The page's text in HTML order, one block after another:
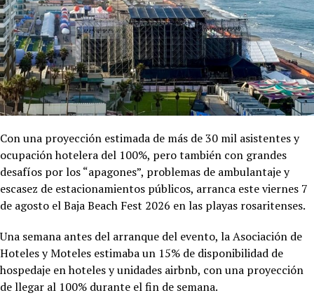
Con una proyección estimada de más de 30 mil asistentes y
ocupación hotelera del 100%, pero también con grandes
desafíos por los “apagones”, problemas de ambulantaje y
escasez de estacionamientos públicos, arranca este viernes 7
de agosto el Baja Beach Fest 2026 en las playas rosaritenses.
Una semana antes del arranque del evento, la Asociación de
Hoteles y Moteles estimaba un 15% de disponibilidad de
hospedaje en hoteles y unidades airbnb, con una proyección
de llegar al 100% durante el fin de semana.